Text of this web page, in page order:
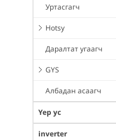
Уртасгагч
Hotsy
Даралтат угаагч
GYS
Албадан асаагч
Үер ус
inverter